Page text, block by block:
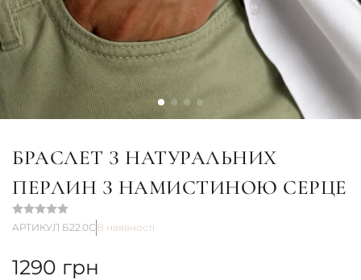
БРАСЛЕТ З НАТУРАЛЬНИХ
ПЕРЛИН З НАМИСТИНОЮ СЕРЦЕ
АРТИКУЛ Б22.0С В наявності
1290 грн